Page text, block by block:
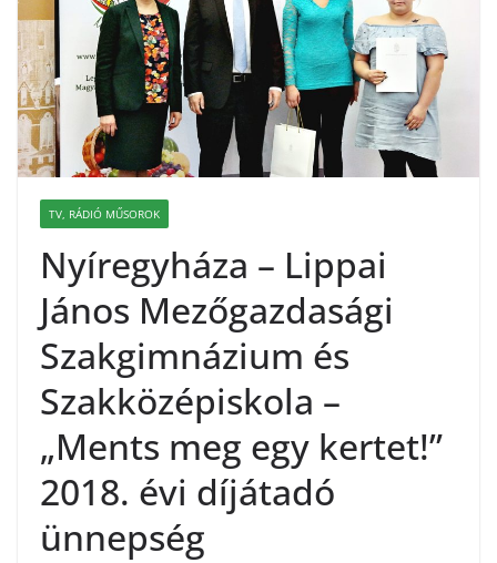
TV, RÁDIÓ MŰSOROK
Nyíregyháza – Lippai
János Mezőgazdasági
Szakgimnázium és
Szakközépiskola –
„Ments meg egy kertet!”
2018. évi díjátadó
ünnepség